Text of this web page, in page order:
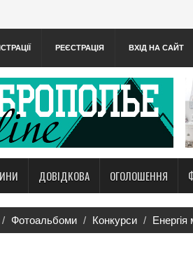
РЕЄСТРАЦІЯ ВХІД НА САЙТ
ДОВІДКОВА ОГОЛОШЕННЯ
Фотоальбоми Конкурси Енергія